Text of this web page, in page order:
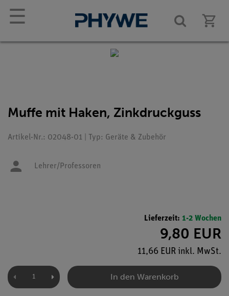
☰
Muffe mit Haken, Zinkdruckguss
Artikel-Nr.: 02048-01 | Typ: Geräte & Zubehör
Lehrer/Professoren
Lieferzeit: 1-2 Wochen
9,80 EUR
11,66 EUR inkl. MwSt.
In den Warenkorb